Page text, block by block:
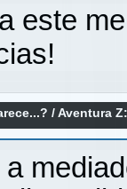
este
/Aventura